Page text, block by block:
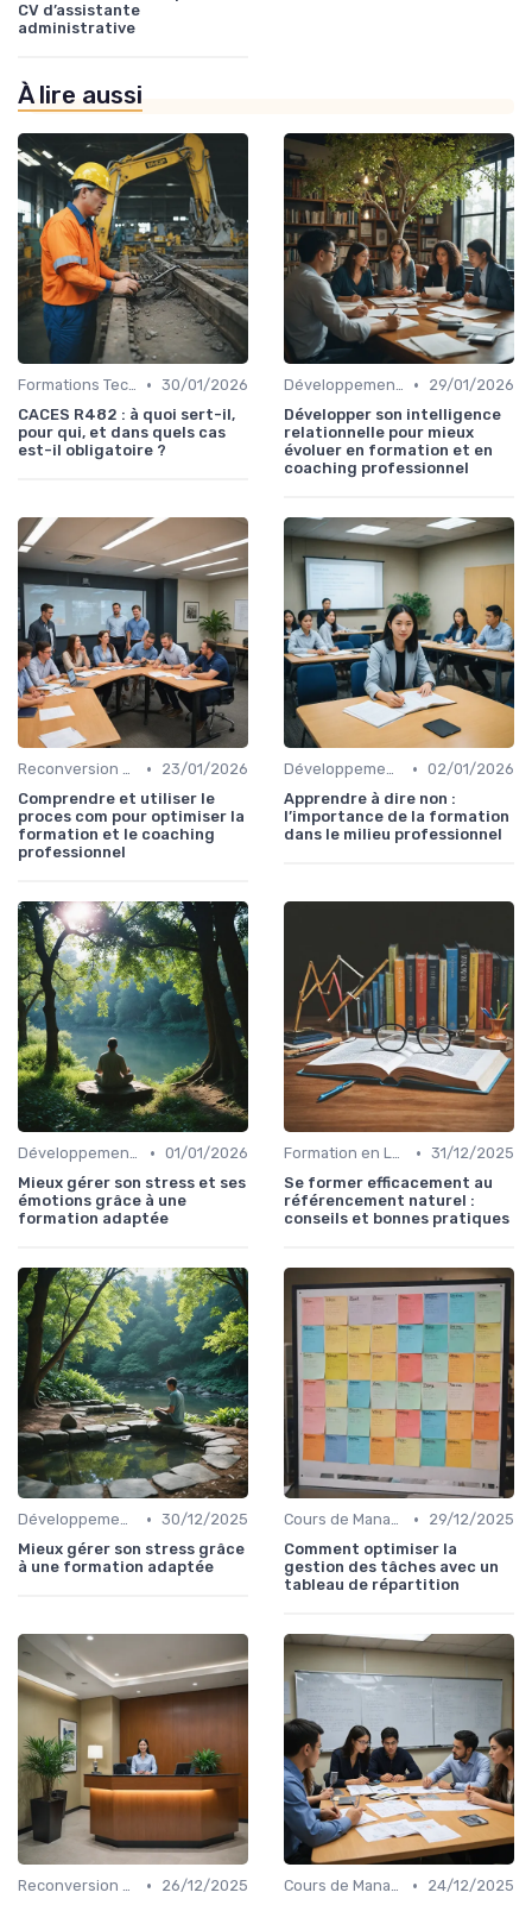
CV d’assistante
administrative
À lire aussi
Formations Techniques et Spécialisées • 30/01/2026
CACES R482 : à quoi sert-il,
pour qui, et dans quels cas
est-il obligatoire ?
Développement Personnel et Soft Skills •
29/01/2026
Développer son intelligence
relationnelle pour mieux
évoluer en formation et en
coaching professionnel
Reconversion et Montée en Compétences •
23/01/2026
Comprendre et utiliser le
proces com pour optimiser la
formation et le coaching
professionnel
Développement Personnel et Soft Skills • 02/01/2026
Apprendre à dire non :
l’importance de la formation
dans le milieu professionnel
Développement Personnel et Soft Skills • 01/01/2026
Mieux gérer son stress et ses
émotions grâce à une
formation adaptée
Formation en Langues (Anglais, etc.) • 31/12/2025
Se former efficacement au
référencement naturel :
conseils et bonnes pratiques
Développement Personnel et Soft Skills • 30/12/2025
Mieux gérer son stress grâce
à une formation adaptée
Cours de Management et Leadership •
29/12/2025
Comment optimiser la
gestion des tâches avec un
tableau de répartition
Reconversion et Montée en Compétences •
26/12/2025
Cours de Management et Leadership •
24/12/2025